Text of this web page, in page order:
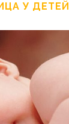
У ДЕТЕЙ